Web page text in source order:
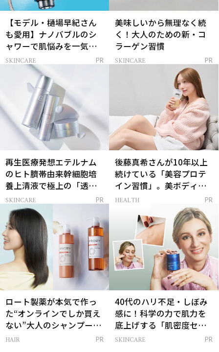
【モデル・樋場早紀さん
も愛用】ナノバブルのシ
ャワーで肌悩みを一気に
解決
SKINCARE PR
美味しいから無理なく続
く！大人のための新・コ
ラーゲン習慣
SKINCARE PR
再生医療発想エテルナム
のヒト臍帯由来幹細胞培
養上清液で極上の「透明
感ハリ肌」へ
SKINCARE PR
後藤真希さんが10年以上
続けている「美容プロテ
イン習慣」。美ボディを
支える朝ルーティンと
HEALTH PR
ロート製薬が本気で作っ
た“オンラインでしか買え
ない”大人のシャンプー＆
トリートメントって？
HAIR PR
40代のハリ不足・しぼみ
感に！科学の力で肌力を
底上げする「肌密度セラ
ム」
SKINCARE PR